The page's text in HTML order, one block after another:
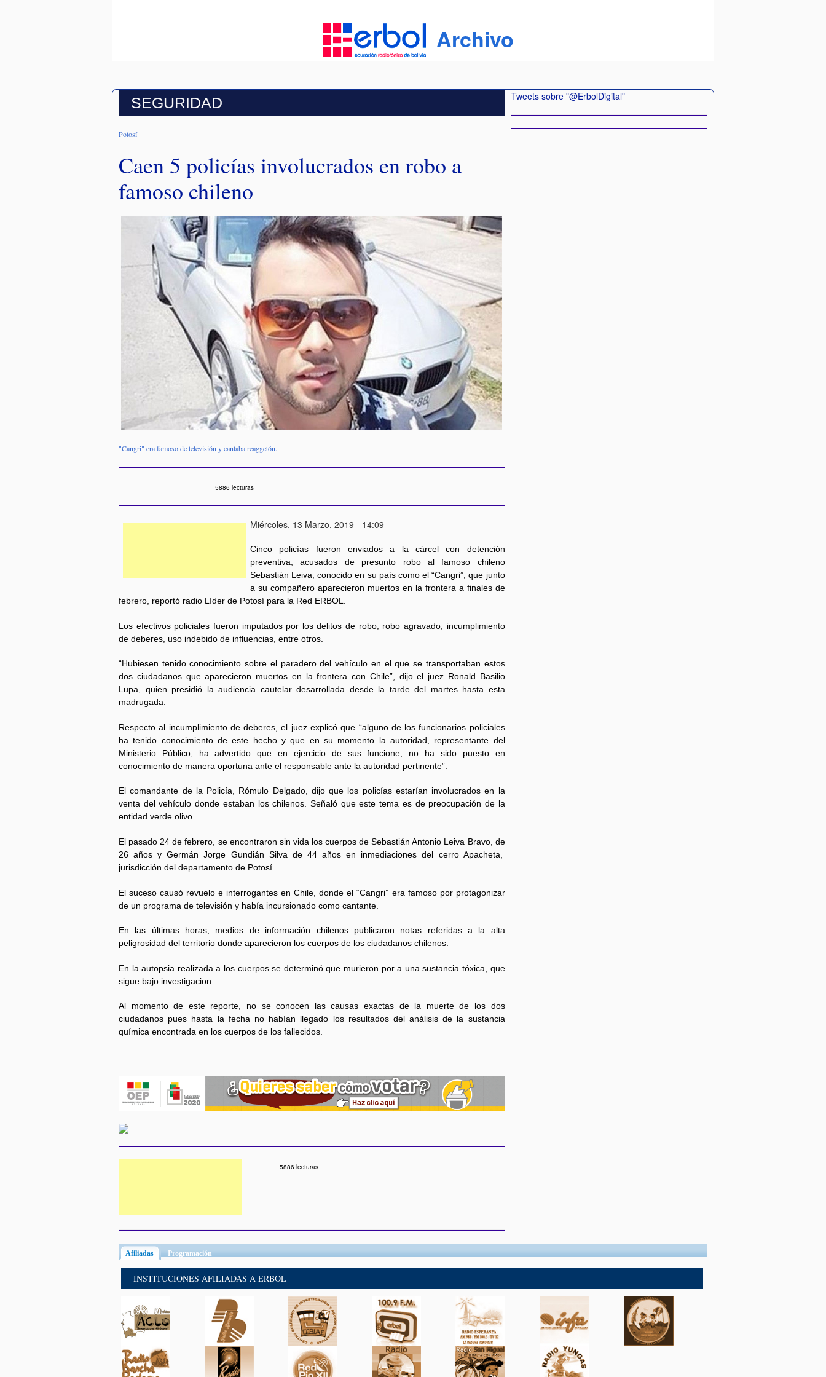
Archivo
SEGURIDAD
Potosí
Caen 5 policías involucrados en robo a
famoso chileno
"Cangri" era famoso de televisión y cantaba reaggetón.
5886 lecturas
Miércoles, 13 Marzo, 2019 - 14:09
Cinco policías fueron enviados a la cárcel con detención
preventiva, acusados de presunto robo al famoso chileno
Sebastián Leiva, conocido en su país como el “Cangri”, que junto
a su compañero aparecieron muertos en la frontera a finales de
febrero, reportó radio Líder de Potosí para la Red ERBOL.
Los efectivos policiales fueron imputados por los delitos de robo, robo agravado, incumplimiento
de deberes, uso indebido de influencias, entre otros.
“Hubiesen tenido conocimiento sobre el paradero del vehículo en el que se transportaban estos
dos ciudadanos que aparecieron muertos en la frontera con Chile”, dijo el juez Ronald Basilio
Lupa, quien presidió la audiencia cautelar desarrollada desde la tarde del martes hasta esta
madrugada.
Respecto al incumplimiento de deberes, el juez explicó que “alguno de los funcionarios policiales
ha tenido conocimiento de este hecho y que en su momento la autoridad, representante del
Ministerio Público, ha advertido que en ejercicio de sus funcione, no ha sido puesto en
conocimiento de manera oportuna ante el responsable ante la autoridad pertinente”.
El comandante de la Policía, Rómulo Delgado, dijo que los policías estarían involucrados en la
venta del vehículo donde estaban los chilenos. Señaló que este tema es de preocupación de la
entidad verde olivo.
El pasado 24 de febrero, se encontraron sin vida los cuerpos de Sebastián Antonio Leiva Bravo, de
26 años y Germán Jorge Gundián Silva de 44 años en inmediaciones del cerro Apacheta,
jurisdicción del departamento de Potosí.
El suceso causó revuelo e interrogantes en Chile, donde el “Cangri” era famoso por protagonizar
de un programa de televisión y había incursionado como cantante.
En las últimas horas, medios de información chilenos publicaron notas referidas a la alta
peligrosidad del territorio donde aparecieron los cuerpos de los ciudadanos chilenos.
En la autopsia realizada a los cuerpos se determinó que murieron por a una sustancia tóxica, que
sigue bajo investigacion .
Al momento de este reporte, no se conocen las causas exactas de la muerte de los dos
ciudadanos pues hasta la fecha no habían llegado los resultados del análisis de la sustancia
química encontrada en los cuerpos de los fallecidos.
5886 lecturas
Tweets sobre "@ErbolDigital"
Afiliadas (solapa activa)
Programación
INSTITUCIONES AFILIADAS A ERBOL